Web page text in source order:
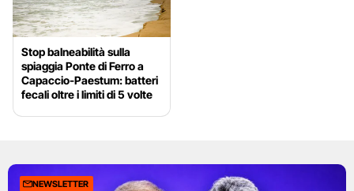
Stop balneabilità sulla
spiaggia Ponte di Ferro a
Capaccio-Paestum: batteri
fecali oltre i limiti di 5 volte
NEWSLETTER